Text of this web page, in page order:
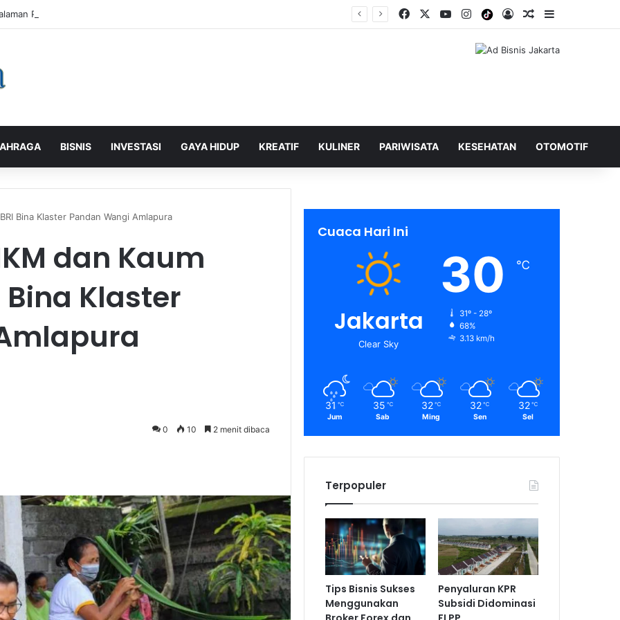
Pelanggan, PLN Icon Plus Sabet Tiga Penghargaan CCW 2026 Facebook YouTubeInstagramTiktokLog InShuffle Berita
BISNIS INVESTASI GAYA HIDUP KREATIF KULINER PARIWISATA KESEHATAN OTOMOTIF
Bina Klaster Pandan Wangi Amlapura
dan Kaum
Bina Klaster
0 10 2 menit dibaca
Cuaca Hari Ini
Jakarta
Clear Sky
30 ℃
31º - 28º
68%
3.13 km/h
31 ℃
Jum
35 ℃
Sab
32 ℃
Ming
32 ℃
Sen
32 ℃
Sel
Terpopuler
Tips Bisnis Sukses
Menggunakan
Penyaluran KPR
Subsidi Didominasi